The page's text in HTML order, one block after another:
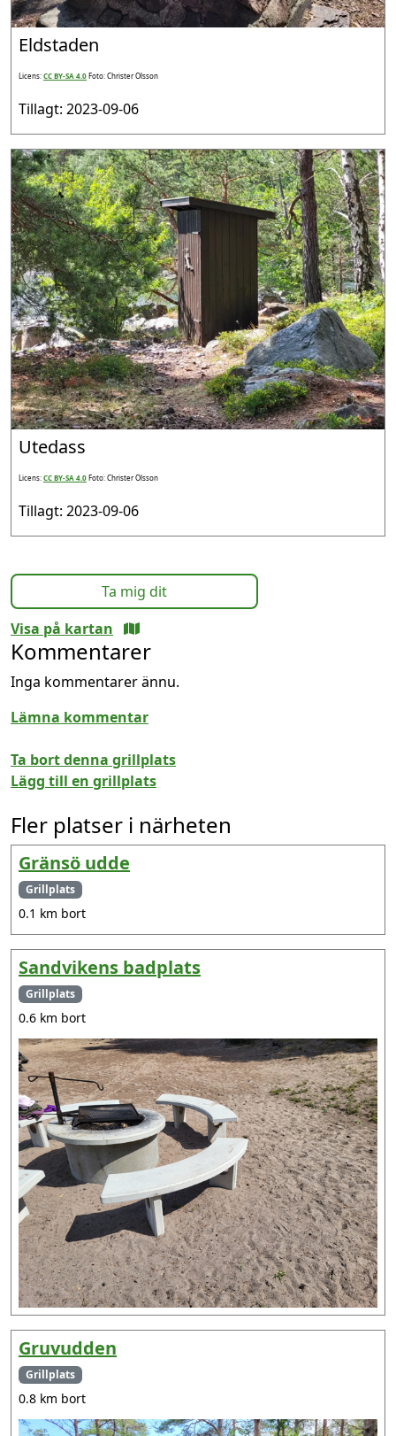
Eldstaden
Licens:CC BY-SA 4.0Foto: Christer Olsson
Tillagt: 2023-09-06
Utedass
Licens:CC BY-SA 4.0Foto: Christer Olsson
Tillagt: 2023-09-06
Ta mig dit
Visa på kartan
Kommentarer
Inga kommentarer ännu.
Lämna kommentar
Ta bort denna grillplats
Lägg till en grillplats
Fler platser i närheten
Gränsö udde
Grillplats
0.1 km bort
Sandvikens badplats
Grillplats
0.6 km bort
Gruvudden
Grillplats
0.8 km bort